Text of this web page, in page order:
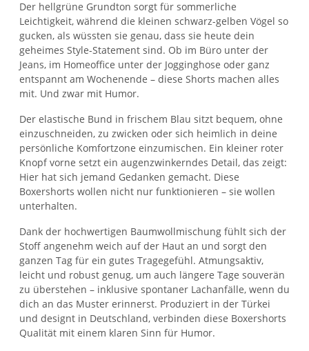
Der hellgrüne Grundton sorgt für sommerliche
Leichtigkeit, während die kleinen schwarz-gelben Vögel so
gucken, als wüssten sie genau, dass sie heute dein
geheimes Style-Statement sind. Ob im Büro unter der
Jeans, im Homeoffice unter der Jogginghose oder ganz
entspannt am Wochenende – diese Shorts machen alles
mit. Und zwar mit Humor.
Der elastische Bund in frischem Blau sitzt bequem, ohne
einzuschneiden, zu zwicken oder sich heimlich in deine
persönliche Komfortzone einzumischen. Ein kleiner roter
Knopf vorne setzt ein augenzwinkerndes Detail, das zeigt:
Hier hat sich jemand Gedanken gemacht. Diese
Boxershorts wollen nicht nur funktionieren – sie wollen
unterhalten.
Dank der hochwertigen Baumwollmischung fühlt sich der
Stoff angenehm weich auf der Haut an und sorgt den
ganzen Tag für ein gutes Tragegefühl. Atmungsaktiv,
leicht und robust genug, um auch längere Tage souverän
zu überstehen – inklusive spontaner Lachanfälle, wenn du
dich an das Muster erinnerst. Produziert in der Türkei
und designt in Deutschland, verbinden diese Boxershorts
Qualität mit einem klaren Sinn für Humor.